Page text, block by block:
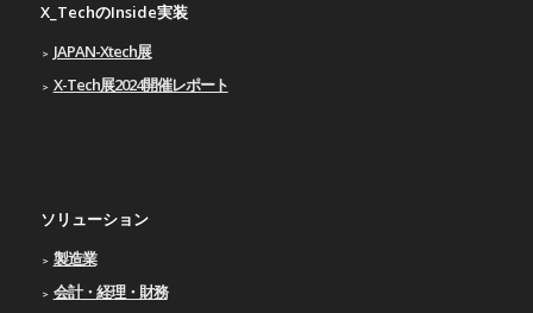
X_TechのInside実装
JAPAN-Xtech展
X-Tech展2024開催レポート
ソリューション
製造業
会計・経理・財務